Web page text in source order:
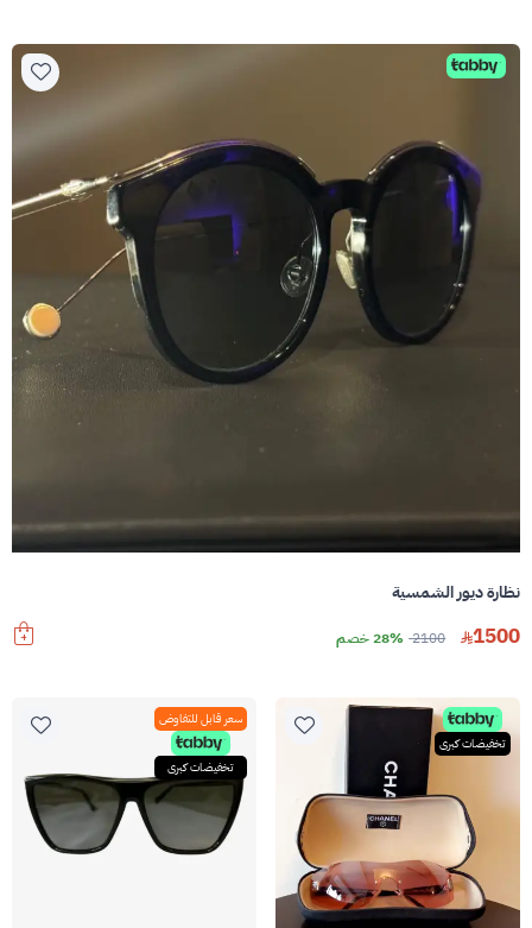
نظارة ديور الشمسية
1500
2100 28% خصم
تخفيضات كبرى
سعر قابل للتفاوض
تخفيضات كبرى